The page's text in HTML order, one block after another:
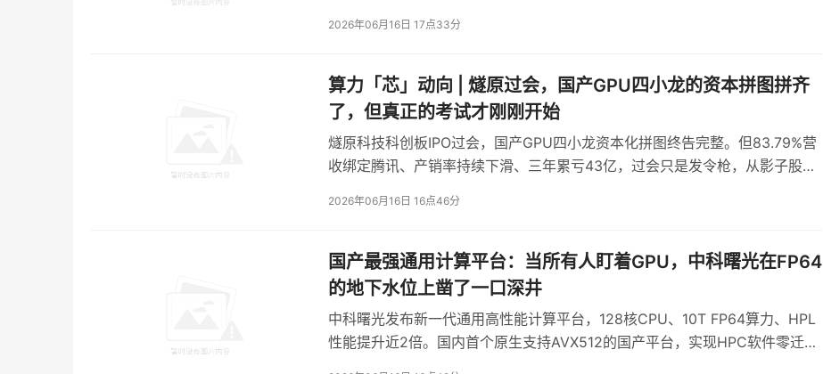
针对KV Cache深度优化，通过多级KVCache架构，将KVCache缓存能力
标高端型号，大幅释放算力，降低推理成本。
- Datainsight：全域数据服务，赋能AI生命周期管理
DataInsight是专为海量非结构化数据设计的智能数据管理平台。其打破了异构存储间的数
据孤岛，具备百亿级文件规模下的秒级查询能力。通过多维度的目录透视与元数据分析帮助
企业全面掌控数据资产，结合强大的动作策略引擎，实现数据从发现、分析到流转（分层、
2026年06月16日 17点33分
算力「芯」动向 | 燧原过会，国产GPU四小龙的资本拼图拼齐
了，但真正的考试才刚刚开始
燧原科技科创板IPO过会，国产GPU四小龙资本化拼图终告完整。但83.79%营
收绑定腾讯、产销率持续下滑、三年累亏43亿，过会只是发令枪，从影子股到
2026年06月16日 16点46分
国产最强通用计算平台：当所有人盯着GPU，中科曙光在FP64
的地下水位上凿了一口深井
中科曙光发布新一代通用高性能计算平台，128核CPU、10T FP64算力、HPL
性能提升近2倍。国内首个原生支持AVX512的国产平台，实现HPC软件零迁移